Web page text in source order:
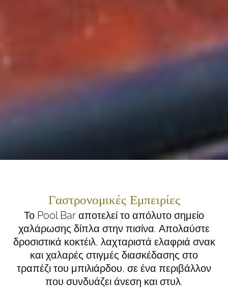
Γαστρονομικές Εμπειρίες
Το Pool Bar αποτελεί το απόλυτο σημείο
χαλάρωσης δίπλα στην πισίνα. Απολαύστε
δροσιστικά κοκτέιλ, λαχταριστά ελαφριά σνακ
και χαλαρές στιγμές διασκέδασης στο
τραπέζι του μπιλιάρδου, σε ένα περιβάλλον
που συνδυάζει άνεση και στυλ.